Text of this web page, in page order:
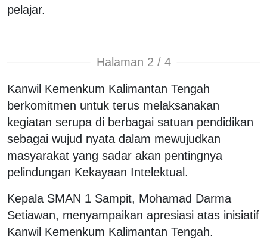
pelajar.
Halaman 2 / 4
Kanwil Kemenkum Kalimantan Tengah
berkomitmen untuk terus melaksanakan
kegiatan serupa di berbagai satuan pendidikan
sebagai wujud nyata dalam mewujudkan
masyarakat yang sadar akan pentingnya
pelindungan Kekayaan Intelektual.
Kepala SMAN 1 Sampit, Mohamad Darma
Setiawan, menyampaikan apresiasi atas inisiatif
Kanwil Kemenkum Kalimantan Tengah.